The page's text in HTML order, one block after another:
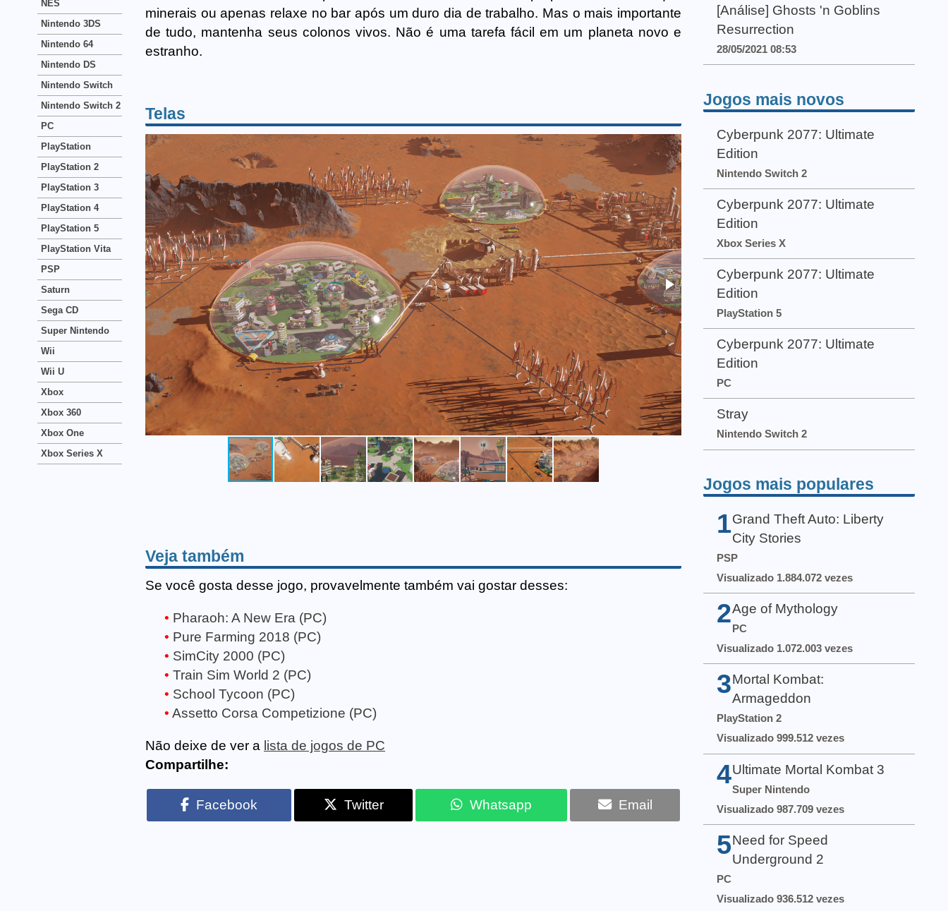
minerais ou apenas relaxe no bar após um duro dia de trabalho. Mas o mais importante
de tudo, mantenha seus colonos vivos. Não é uma tarefa fácil em um planeta novo e
estranho.
Telas
Veja também
Se você gosta desse jogo, provavelmente também vai gostar desses:
Pharaoh: A New Era (PC)
Pure Farming 2018 (PC)
SimCity 2000 (PC)
Train Sim World 2 (PC)
School Tycoon (PC)
Assetto Corsa Competizione (PC)
Não deixe de ver a lista de jogos de PC
Compartilhe:
Facebook Twitter Whatsapp Email
NES
Nintendo 3DS
Nintendo 64
Nintendo DS
Nintendo Switch
Nintendo Switch 2
PC
PlayStation
PlayStation 2
PlayStation 3
PlayStation 4
PlayStation 5
PlayStation Vita
PSP
Saturn
Sega CD
Super Nintendo
Wii
Wii U
Xbox
Xbox 360
Xbox One
Xbox Series X
[Análise] Ghosts 'n Goblins
Resurrection
28/05/2021 08:53
Jogos mais novos
Cyberpunk 2077: Ultimate
Edition
Nintendo Switch 2
Cyberpunk 2077: Ultimate
Edition
Xbox Series X
Cyberpunk 2077: Ultimate
Edition
PlayStation 5
Cyberpunk 2077: Ultimate
Edition
PC
Stray
Nintendo Switch 2
Jogos mais populares
1 Grand Theft Auto: Liberty
City Stories
PSP
Visualizado 1.884.072 vezes
2Age of Mythology
PC
Visualizado 1.072.003 vezes
3 Mortal Kombat:
Armageddon
PlayStation 2
Visualizado 999.512 vezes
4 Ultimate Mortal Kombat 3
Super Nintendo
Visualizado 987.709 vezes
5 Need for Speed
Underground 2
PC
Visualizado 936.512 vezes